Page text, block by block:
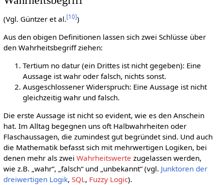
(Vgl. Güntzer et al.[10])
Aus den obigen Definitionen lassen sich zwei Schlüsse über
den Wahrheitsbegriff ziehen:
Tertium no datur (ein Drittes ist nicht gegeben): Eine
Aussage ist wahr oder falsch, nichts sonst.
Ausgeschlossener Widerspruch: Eine Aussage ist nicht
gleichzeitig wahr und falsch.
Die erste Aussage ist nicht so evident, wie es den Anschein
hat. Im Alltag begegnen uns oft Halbwahrheiten oder
Flaschaussagen, die zumindest gut begründet sind. Und auch
die Mathematik befasst sich mit mehrwertigen Logiken, bei
denen mehr als zwei Wahrheitswerte zugelassen werden,
wie z.B. „wahr“, „falsch“ und „unbekannt“ (vgl. Junktoren der
dreiwertigen Logik, SQL, Fuzzy Logic).